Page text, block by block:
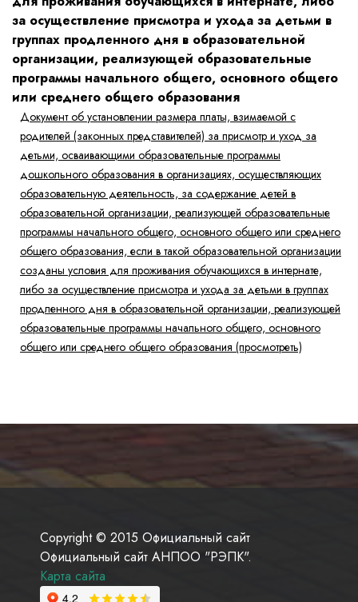
за осуществление присмотра и ухода за детьми в
группах продленного дня в образовательной
организации, реализующей образовательные
программы начального общего, основного общего
или среднего общего образования
Документ об установлении размера платы, взимаемой с
родителей (законных представителей) за присмотр и уход за
детьми, осваивающими образовательные программы
дошкольного образования в организациях, осуществляющих
образовательную деятельность, за содержание детей в
образовательной организации, реализующей образовательные
программы начального общего, основного общего или среднего
общего образования, если в такой образовательной организации
созданы условия для проживания обучающихся в интернате,
либо за осуществление присмотра и ухода за детьми в группах
продленного дня в образовательной организации, реализующей
образовательные программы начального общего, основного
общего или среднего общего образования (просмотреть)
Copyright © 2015 Официальный сайт
Официальный сайт АНПОО "РЭПК".
Карта сайта